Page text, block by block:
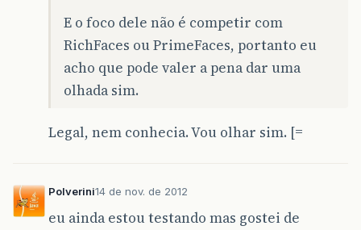
E o foco dele não é competir com
RichFaces ou PrimeFaces, portanto eu
acho que pode valer a pena dar uma
olhada sim.
Legal, nem conhecia. Vou olhar sim. [=
Polverini14 de nov. de 2012
eu ainda estou testando mas gostei de